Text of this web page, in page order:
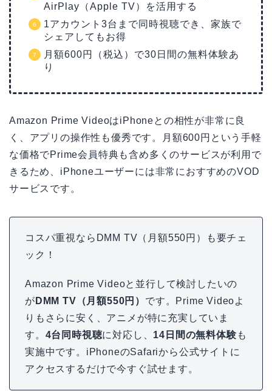
AirPlay（Apple TV）を活用する
1アカウント3台まで同時視聴でき、家族で
シェアしてもお得
月額600円（税込）で30日間の無料体験あ
り
Amazon Prime VideoはiPhoneとの相性が非常に良
く、アプリの操作性も優秀です。月額600円という手軽
な価格でPrime会員特典も含め多くのサービスが利用で
きるため、iPhoneユーザーには非常におすすめのVOD
サービスです。
コスパ重視ならDMM TV（月額550円）も要チェ
ック！
Amazon Prime Videoと並行して検討したいの
が DMM TV（月額550円） です。Prime Videoよ
りもさらに安く、アニメが特に充実していま
す。 4台同時視聴に対応し、 14日間の無料体験 も
実施中です。iPhoneのSafariから公式サイトに
アクセスするだけで今すぐ試せます。